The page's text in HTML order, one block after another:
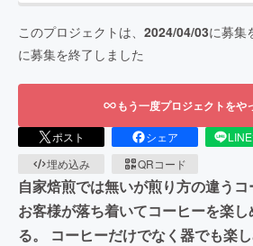
このプロジェクトは、 2024/04/03に募集
に募集を終了しました
もう一度プロジェクトをや
ポスト シェア
埋め込み
QRコード
自家焙煎では無いが煎り方の違うコ
お客様が落ち着いてコーヒーを楽
る。 コーヒーだけでなく器でも楽